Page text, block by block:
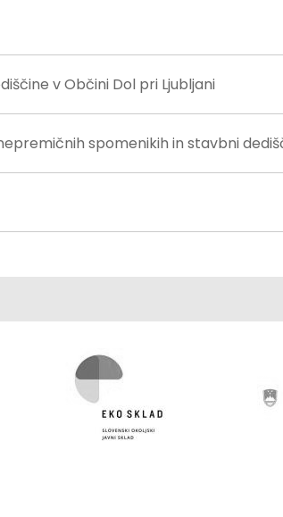
v Občini Dol pri Ljubljani
spomenikih in stavbni